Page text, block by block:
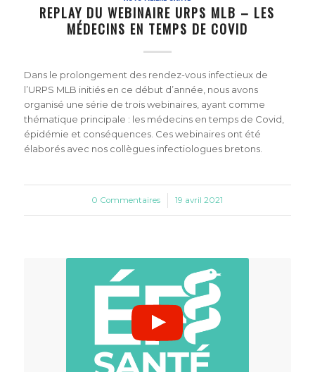
REPLAY DU WEBINAIRE URPS MLB – LES
MÉDECINS EN TEMPS DE COVID
Dans le prolongement des rendez-vous infectieux de
l’URPS MLB initiés en ce début d’année, nous avons
organisé une série de trois webinaires, ayant comme
thématique principale : les médecins en temps de Covid,
épidémie et conséquences. Ces webinaires ont été
élaborés avec nos collègues infectiologues bretons.
0 Commentaires
/ 19 avril 2021